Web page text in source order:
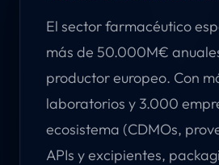
El sector farmacéutico
más de 50.000M€
productor europeo. Con
laboratorios y 3.000
ecosistema (CDMOs,
APIs y excipientes,